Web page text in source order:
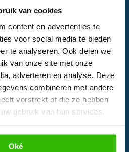
van cookies
content en advertenties te
voor social media te bieden
te analyseren. Ook delen we
van onze site met onze
adverteren en analyse. Deze
combineren met andere
verstrekt of die ze hebben
gebruik van hun services.
Oké